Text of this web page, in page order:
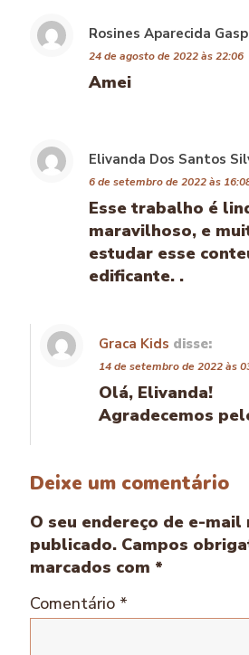
Rosines Aparecida
24 de agosto de 2022 às 22:06
Amei
Elivanda Dos Santos
6 de setembro de 2022 às
Esse trabalho é
maravilhoso, e
estudar esse
edificante. .
Graca Kids disse:
14 de setembro de 2022 às
Olá, Elivanda!
Agradecemos
Deixe um comentário
O seu endereço de e-mail
publicado. Campos
marcados com *
Comentário *